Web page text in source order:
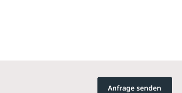
Anfrage senden